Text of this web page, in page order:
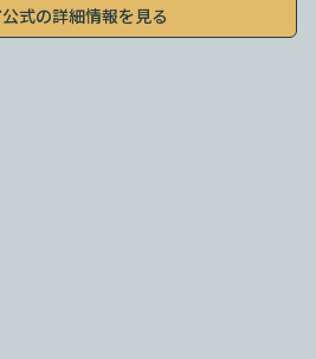
式の詳細情報を見る